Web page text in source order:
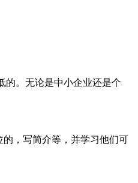
。无论是中小企业还是个
，写简介等，并学习他们可